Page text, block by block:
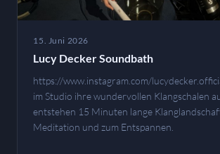
15. Juni 2026
Lucy Decker Soundbath
https://www.instagram.com/
im Studio ihre wundervollen Klangschalen
entstehen 15 Minuten lange
Meditation und zum Entspannen.